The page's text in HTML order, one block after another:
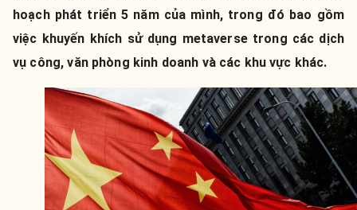
hoạch phát triển 5 năm của mình, trong đó bao gồm
việc khuyến khích sử dụng metaverse trong các dịch
vụ công, văn phòng kinh doanh và các khu vực khác.